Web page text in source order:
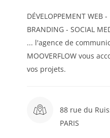
DÉVELOPPEMENT WEB
BRANDING - SOCIAL
... l'agence de
MOOVERFLOW vous
vos projets.
88 rue du
PARIS